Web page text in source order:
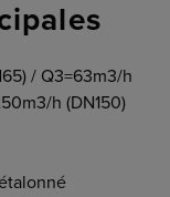
/ Q3=63m3/h
h (DN150)